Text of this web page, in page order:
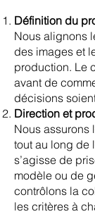
Définition du
Nous alignons
des images et
production. Le
avant de
décisions
Direction et
Nous assurons
tout au long de
s’agisse de
modèle ou de
contrôlons la
les critères à